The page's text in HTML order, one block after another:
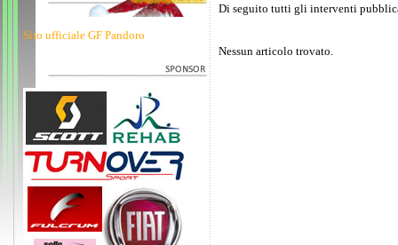
Sito ufficiale GF Pandoro
Di seguito tutti gli interventi
Nessun articolo trovato.